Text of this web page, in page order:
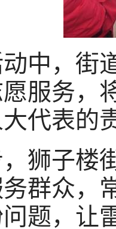
，街道
服务，
代表的
子楼街
群众，
题，让